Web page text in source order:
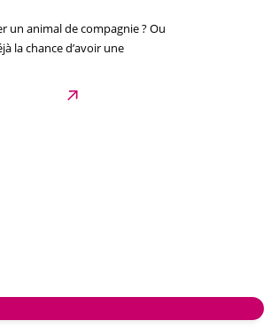
un animal de compagnie ? Ou
la chance d’avoir une